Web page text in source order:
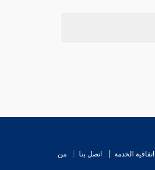
اتفاقية الخدمة اتصل بنا
من